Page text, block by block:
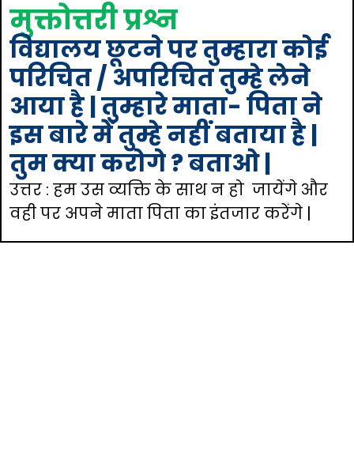
मुक्तोत्तरी प्रश्न
विद्यालय छूटने पर तुम्हारा कोई
परिचित / अपरिचित तुम्हे लेने
आया है | तुम्हारे माता- पिता ने
इस बारे में तुम्हे नहीं बताया है |
तुम क्या करोगे ? बताओ |
उत्तर : हम उस व्यक्ति के साथ न हो जायेंगे और
वही पर अपने माता पिता का इंतजार करेंगे |